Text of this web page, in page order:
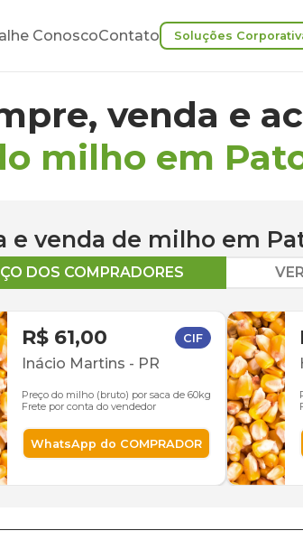
ConoscoContato Soluções
venda e
milho em
e venda de milho em
DOS COMPRADORES
R$ 61,00 CIF
Inácio Martins - PR
Preço do milho (bruto) por saca de 60kg
Frete por conta do vendedor
WhatsApp do COMPRADOR